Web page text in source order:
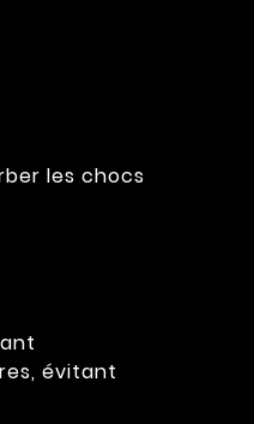
les chocs
évitant